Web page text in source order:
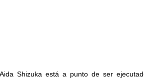
Aida Shizuka está a punto de ser